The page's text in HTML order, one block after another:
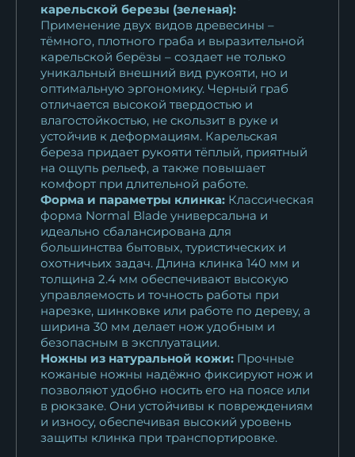
рукоять...
16 587₽
Нож Вепрь дамаск торцевой
черный граб...
30 364₽
Нож Вепрь дамаск торцевой
резная...
37 961₽
Нож Вепрь Elmax мельхиор
наборная...
18 807₽
Нож Вепрь х12мф черный
граб...
10 922₽
Нож охотничий Вепрь х12мф
черный граб...
10 922₽
Нож Вепрь булат черный
карельской березы (зеленая):
Применение двух видов древесины –
тёмного, плотного граба и выразительной
карельской берёзы – создает не только
уникальный внешний вид рукояти, но и
оптимальную эргономику. Черный граб
отличается высокой твердостью и
влагостойкостью, не скользит в руке и
устойчив к деформациям. Карельская
береза придает рукояти тёплый, приятный
на ощупь рельеф, а также повышает
комфорт при длительной работе.
Форма и параметры клинка: Классическая
форма Normal Blade универсальна и
идеально сбалансирована для
большинства бытовых, туристических и
охотничьих задач. Длина клинка 140 мм и
толщина 2.4 мм обеспечивают высокую
управляемость и точность работы при
нарезке, шинковке или работе по дереву, а
ширина 30 мм делает нож удобным и
безопасным в эксплуатации.
Ножны из натуральной кожи: Прочные
кожаные ножны надёжно фиксируют нож и
позволяют удобно носить его на поясе или
в рюкзаке. Они устойчивы к повреждениям
и износу, обеспечивая высокий уровень
защиты клинка при транспортировке.